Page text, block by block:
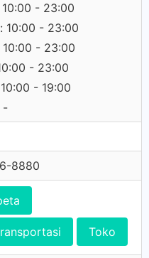
10:00 - 23:00
10:00 - 23:00
10:00 - 23:00
- 23:00
- 19:00
-
8880
Toko